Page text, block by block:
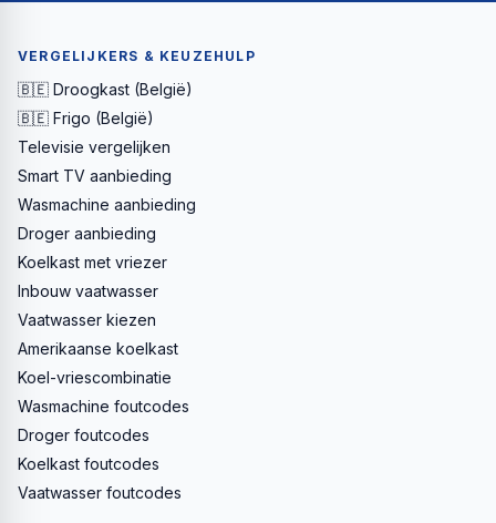
VERGELIJKERS & KEUZEHULP
🇧🇪 Droogkast (België)
🇧🇪 Frigo (België)
Televisie vergelijken
Smart TV aanbieding
Wasmachine aanbieding
Droger aanbieding
Koelkast met vriezer
Inbouw vaatwasser
Vaatwasser kiezen
Amerikaanse koelkast
Koel-vriescombinatie
Wasmachine foutcodes
Droger foutcodes
Koelkast foutcodes
Vaatwasser foutcodes